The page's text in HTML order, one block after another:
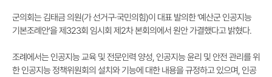
군의회는 김태금 의원(가 선거구·국민의힘)이 대표 발의한 ‘예산군 인공지능
기본조례안’을 제323회 임시회 제2차 본회의에서 원안 가결했다고 밝혔다.
조례에서는 인공지능 교육 및 전문인력 양성, 인공지능 윤리 및 안전 관리를 위
한 인공지능 정책위원회의 설치와 기능에 대한 내용을 규정하고 있으며, 인공